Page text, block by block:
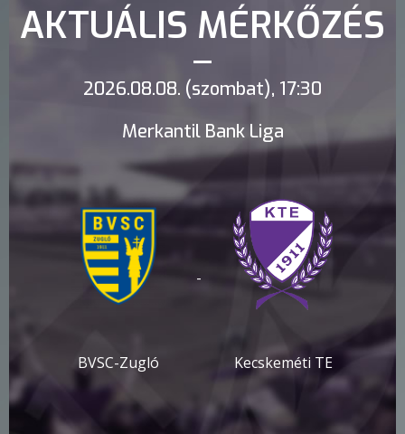
AKTUÁLIS MÉRKŐZÉS
2026.08.08. (szombat), 17:30
Merkantil Bank Liga
BVSC-Zugló
-
Kecskeméti TE